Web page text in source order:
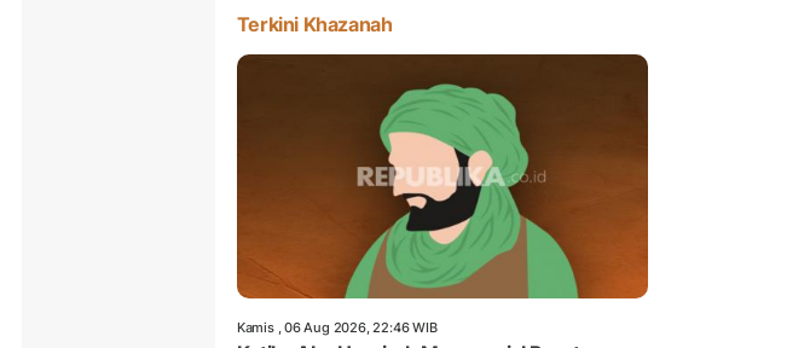
Terkini Khazanah
Kamis , 06 Aug 2026, 22:46 WIB